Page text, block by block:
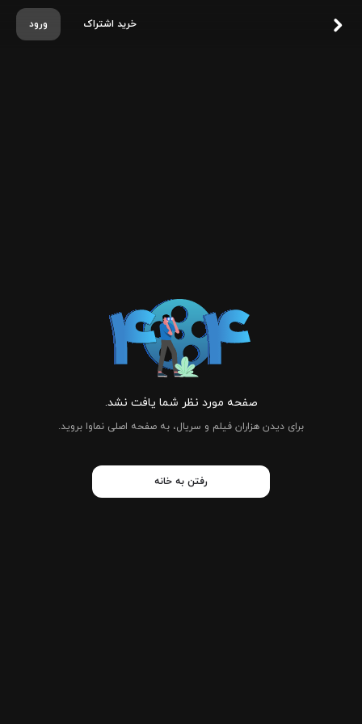
ورود خرید اشتراک
صفحه مورد نظر شما یافت نشد.
برای دیدن هزاران فیلم و سریال، به صفحه اصلی نماوا بروید.
رفتن به خانه